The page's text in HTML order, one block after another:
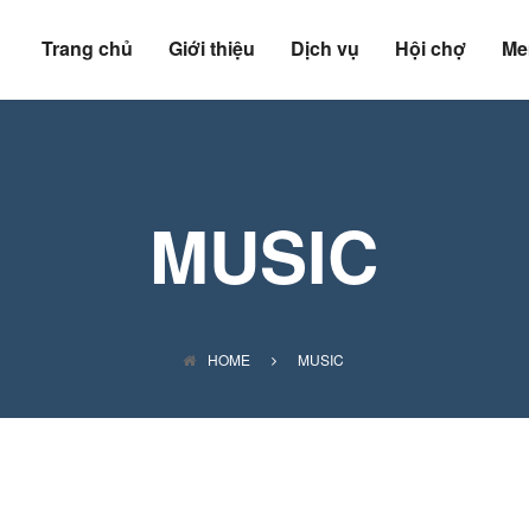
Trang chủ Giới thiệu Dịch vụ Hội chợ
MUSIC
HOME MUSIC